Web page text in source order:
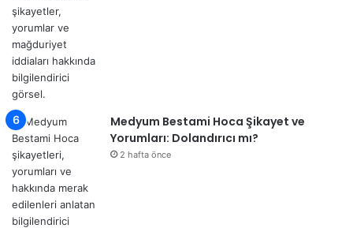
Medyum Bestami Hoca Şikayet ve
Yorumları: Dolandırıcı mı?
2 hafta önce